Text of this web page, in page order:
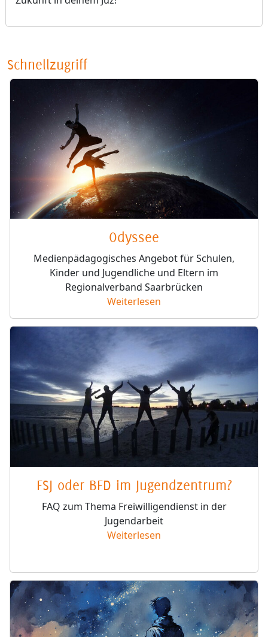
Schnellzugriff
Odyssee
Medienpädagogisches Angebot für Schulen,
Kinder und Jugendliche und Eltern im
Regionalverband Saarbrücken
Weiterlesen
FSJ oder BFD im Jugendzentrum?
FAQ zum Thema Freiwilligendienst in der
Jugendarbeit
Weiterlesen